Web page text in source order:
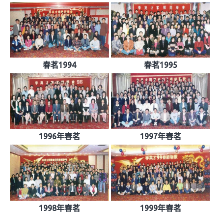
春茗1994 春茗1995
1996年春茗 1997年春茗
1998年春茗 1999年春茗